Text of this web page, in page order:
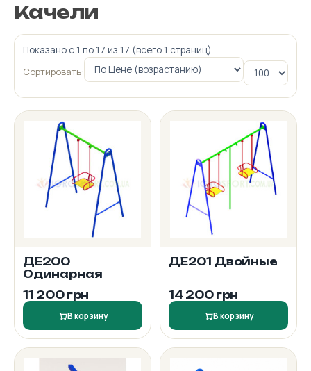
Прайс-лист
Контакты
Качели
Показано с 1 по 17 из 17 (всего 1 страниц)
Сортировать:
ДЕ200
Одинарная
11 200 грн
В корзину
ДЕ201 Двойные
14 200 грн
В корзину